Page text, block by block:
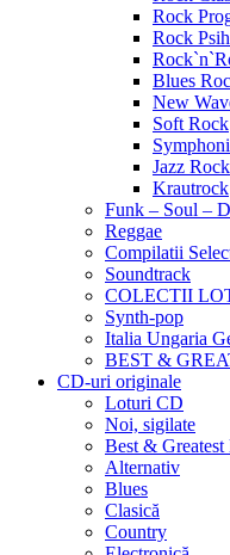
Rock
Rock
Blues
New
Soft Rock
Jazz Rock
Krautrock
Funk – Soul –
Reggae
Compilatii
Soundtrack
COLECTII
Synth-pop
Italia Ungaria
BEST &
CD-uri originale
Loturi CD
Noi, sigilate
Best &
Alternativ
Blues
Clasică
Country